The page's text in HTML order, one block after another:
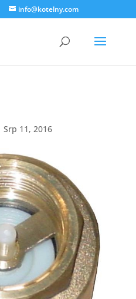
info@kotelny.com
Srp 11, 2016